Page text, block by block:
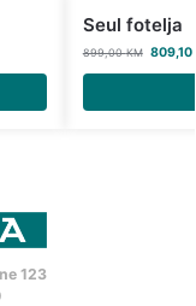
Seul fotelja
899,00KM 809,10
123